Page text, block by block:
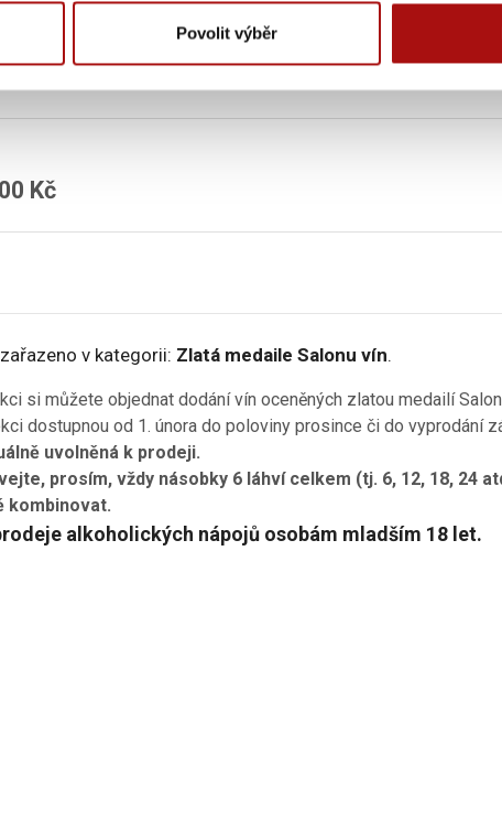
Povolit výběr
Kč
v kategorii: Zlatá medaile Salonu vín.
si můžete objednat dodání vín oceněných zlatou medailí
dostupnou od 1. února do poloviny prosince či do vyprodání
uvolněná k prodeji.
prosím, vždy násobky 6 láhví celkem (tj. 6, 12, 18, 24
kombinovat.
alkoholických nápojů osobám mladším 18 let.